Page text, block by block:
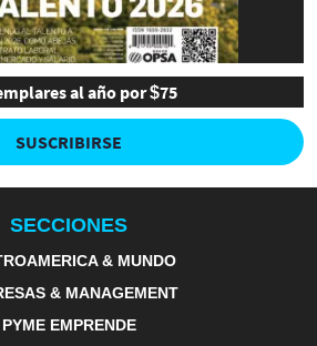
al año por $75
SUSCRIBIRSE
SECCIONES
& MUNDO
& MANAGEMENT
PYME EMPRENDE